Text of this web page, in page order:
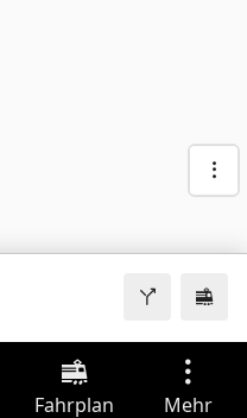
Fahrplan Mehr